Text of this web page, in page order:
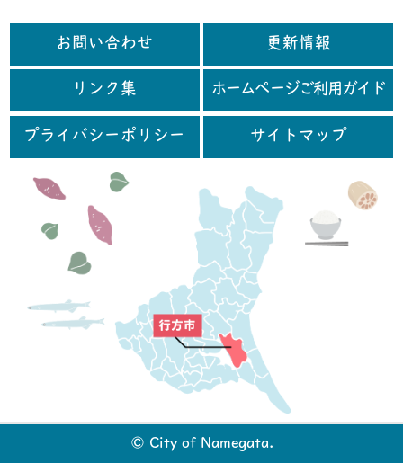
お問い合わせ 更新情報
リンク集 ホームページご利用ガイド
プライバシーポリシー サイトマップ
© City of Namegata.